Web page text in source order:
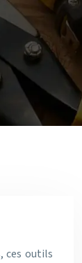
ces outils